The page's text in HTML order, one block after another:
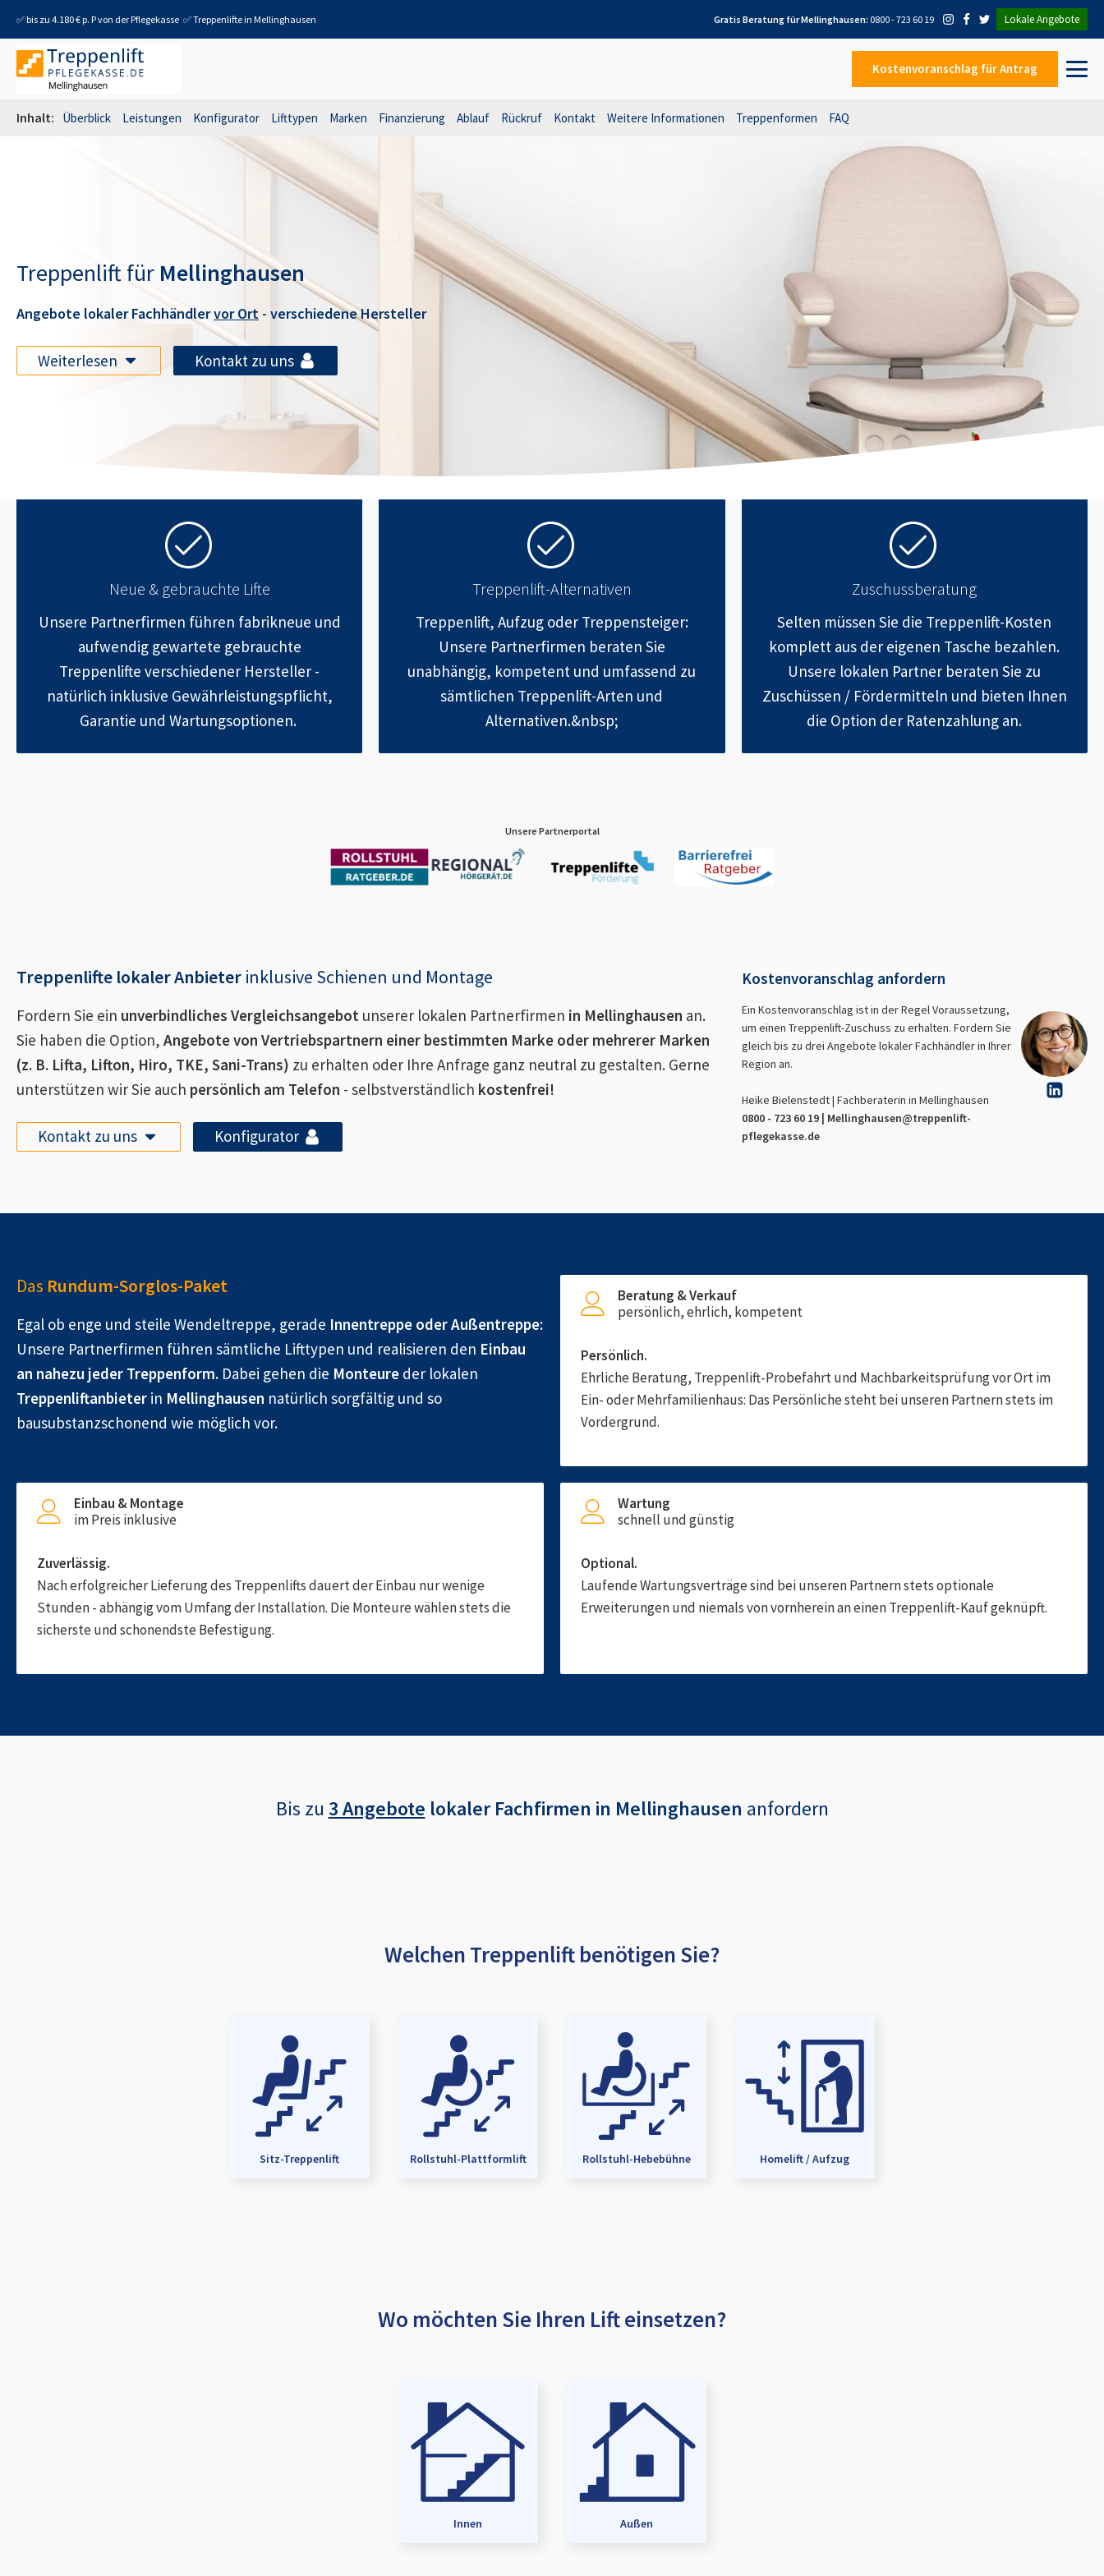
✅ bis zu 4.180 € p. P von der Pflegekasse ✅ Treppenlifte in Mellinghausen Gratis Beratung fürMellinghausen: 0800 - 723 60 19 Lokale Angebote
Kostenvoranschlag für Antrag
Inhalt: Überblick Leistungen Konfigurator Lifttypen Marken Finanzierung Ablauf Rückruf Kontakt Weitere Informationen Treppenformen FAQ
Treppenlift für Mellinghausen
Angebote lokaler Fachhändlervor Ort - verschiedene Hersteller
Weiterlesen Kontakt zu uns
Neue & gebrauchte Lifte
Unsere Partnerfirmen führen fabrikneue und
aufwendig gewartete gebrauchte
Treppenlifte verschiedener Hersteller -
natürlich inklusive Gewährleistungspflicht,
Garantie und Wartungsoptionen.
Treppenlift-Alternativen
Treppenlift, Aufzug oder Treppensteiger:
Unsere Partnerfirmen beraten Sie
unabhängig, kompetent und umfassend zu
sämtlichen Treppenlift-Arten und
Alternativen.&nbsp;
Zuschussberatung
Selten müssen Sie die Treppenlift-Kosten
komplett aus der eigenen Tasche bezahlen.
Unsere lokalen Partner beraten Sie zu
Zuschüssen / Fördermitteln und bieten Ihnen
die Option der Ratenzahlung an.
Unsere Partnerportal
Treppenlifte lokaler Anbieter inklusive Schienen und Montage
Fordern Sie ein unverbindliches Vergleichsangebot unserer lokalen Partnerfirmen in Mellinghausen an.
Sie haben die Option, Angebote von Vertriebspartnern einer bestimmten Marke oder mehrerer Marken
(z. B. Lifta, Lifton, Hiro, TKE, Sani-Trans) zu erhalten oder Ihre Anfrage ganz neutral zu gestalten. Gerne
unterstützen wir Sie auch persönlich am Telefon - selbstverständlich kostenfrei!
Kontakt zu uns Konfigurator
Kostenvoranschlag anfordern
Ein Kostenvoranschlag ist in der Regel Voraussetzung,
um einen Treppenlift-Zuschuss zu erhalten. Fordern Sie
gleich bis zu drei Angebote lokaler Fachhändler in Ihrer
Region an.
Heike Bielenstedt | Fachberaterin in Mellinghausen
0800 - 723 60 19 | Mellinghausen@treppenlift-
pflegekasse.de
Das Rundum-Sorglos-Paket
Egal ob enge und steile Wendeltreppe, gerade Innentreppe oder Außentreppe:
Unsere Partnerfirmen führen sämtliche Lifttypen und realisieren den Einbau
an nahezu jeder Treppenform. Dabei gehen die Monteure der lokalen
Treppenliftanbieter in Mellinghausen natürlich sorgfältig und so
bausubstanzschonend wie möglich vor.
Beratung & Verkauf
persönlich, ehrlich, kompetent
Persönlich.
Ehrliche Beratung, Treppenlift-Probefahrt und Machbarkeitsprüfung vor Ort im
Ein- oder Mehrfamilienhaus: Das Persönliche steht bei unseren Partnern stets im
Vordergrund.
Einbau & Montage
im Preis inklusive
Zuverlässig.
Nach erfolgreicher Lieferung des Treppenlifts dauert der Einbau nur wenige
Stunden - abhängig vom Umfang der Installation. Die Monteure wählen stets die
sicherste und schonendste Befestigung.
Wartung
schnell und günstig
Optional.
Laufende Wartungsverträge sind bei unseren Partnern stets optionale
Erweiterungen und niemals von vornherein an einen Treppenlift-Kauf geknüpft.
Bis zu 3 Angebote lokaler Fachfirmen in Mellinghausen anfordern
Welchen Treppenlift benötigen Sie?
Sitz-Treppenlift Rollstuhl-Plattformlift Rollstuhl-Hebebühne Homelift / Aufzug
Wo möchten Sie Ihren Lift einsetzen?
Innen Außen